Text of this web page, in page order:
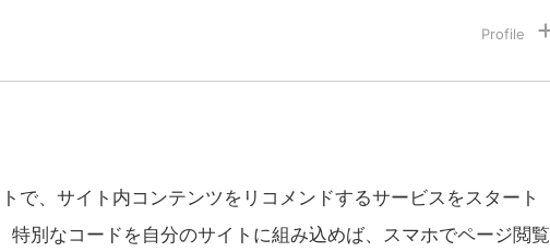
タートアップ業界のハードウェアからソフトウェアの事業創出に関わ
験。日本ではネットエイジ等に所属、大手企業の新規事業創出に協
、サイト内コンテンツをリコメンドするサービスをスタート
別なコードを自分のサイトに組み込めば、スマホでページ閲覧